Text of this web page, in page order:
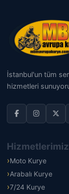
İstanbul'un tüm
hizmetleri
Hizmetlerimiz
Moto Kurye
Arabalı Kurye
7/24 Kurye